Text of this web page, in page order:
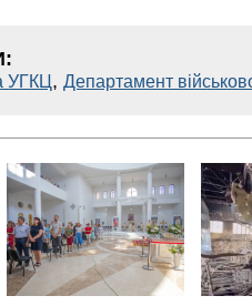
УГКЦ , Департамент